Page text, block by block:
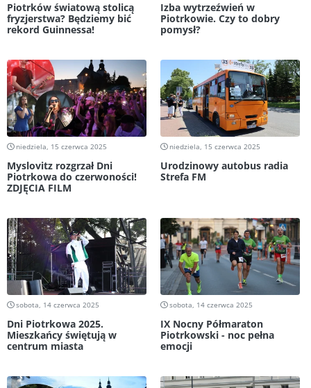
Piotrków światową stolicą
fryzjerstwa? Będziemy bić
rekord Guinnessa!
Izba wytrzeźwień w
Piotrkowie. Czy to dobry
pomysł?
niedziela, 15 czerwca 2025
Myslovitz rozgrzał Dni
Piotrkowa do czerwoności!
ZDJĘCIA FILM
niedziela, 15 czerwca 2025
Urodzinowy autobus radia
Strefa FM
sobota, 14 czerwca 2025
Dni Piotrkowa 2025.
Mieszkańcy świętują w
centrum miasta
sobota, 14 czerwca 2025
IX Nocny Półmaraton
Piotrkowski - noc pełna
emocji